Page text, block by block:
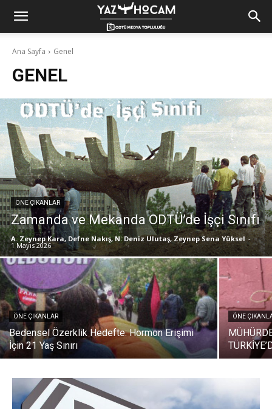
Yaz
Hocam!
Ana Sayfa Genel
GENEL
ÖNE ÇIKANLAR
Zamanda ve Mekanda ODTÜ’de İşçi Sınıfı
A. Zeynep Kara, Defne Nakış, N. Deniz Ulutaş, Zeynep Sena Yüksel -
1 Mayıs 2026
ÖNE ÇIKANLAR
Bedensel Özerklik Hedefte: Hormon Erişimi
İçin 21 Yaş Sınırı
ÖNE